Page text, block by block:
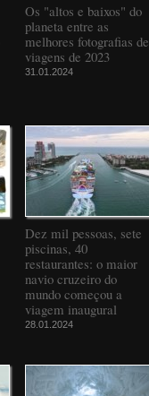
Os "altos e baixos" do
planeta entre as
melhores fotografias de
viagens de 2023
31.01.2024
Dez mil pessoas, sete
piscinas, 40
restaurantes: o maior
navio cruzeiro do
mundo começou a
viagem inaugural
28.01.2024